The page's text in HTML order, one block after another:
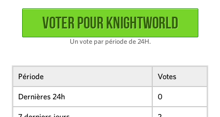
Un vote par période de 24H.
Période Votes
Dernières 24h 0